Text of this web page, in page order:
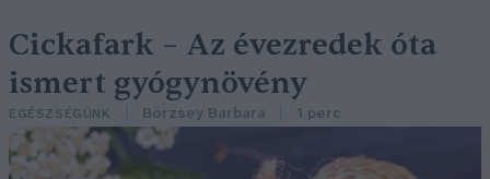
Cickafark – Az évezredek óta
ismert gyógynövény
EGÉSZSÉGÜNK Börzsey Barbara 1 perc